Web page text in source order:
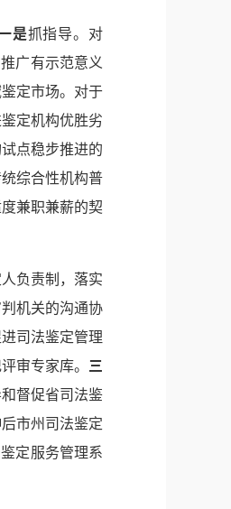
是抓指导。对
广有示范意义
定市场。对于
定机构优胜劣
点稳步推进的
综合性机构普
兼职兼薪的契
负责制，落实
机关的沟通协
司法鉴定管理
审专家库。 三
督促省司法鉴
市州司法鉴定
定服务管理系